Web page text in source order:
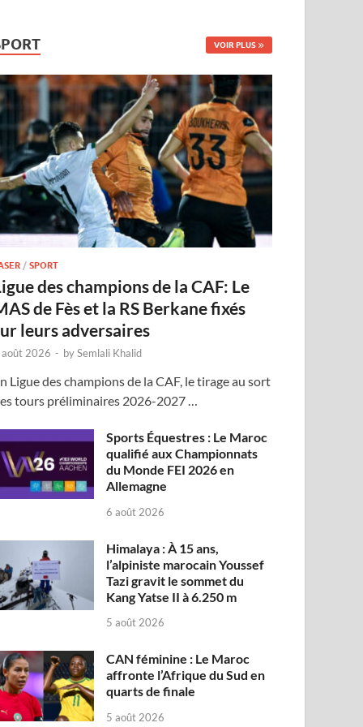
VOIR PLUS
/SPORT
des champions de la CAF: Le
de Fès et la RS Berkane fixés
leurs adversaires
2026 - bySemlali Khalid
Ligue des champions de la CAF, le tirage au sort
tours préliminaires 2026-2027 …
Sports Équestres : Le Maroc
qualifié aux Championnats
du Monde FEI 2026 en
Allemagne
6 août 2026
Himalaya : À 15 ans,
l’alpiniste marocain Youssef
Tazi gravit le sommet du
Kang Yatse II à 6.250 m
5 août 2026
CAN féminine : Le Maroc
affronte l’Afrique du Sud en
quarts de finale
5 août 2026